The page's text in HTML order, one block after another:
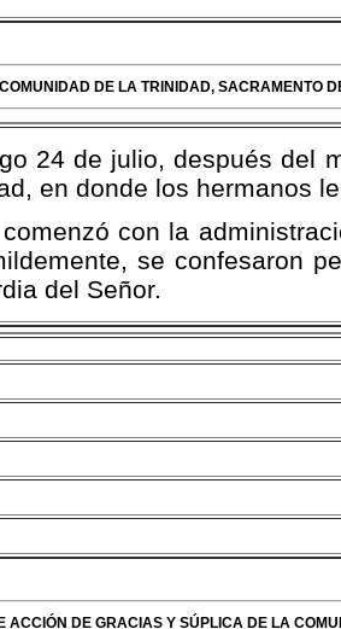
DE LA TRINIDAD, SACRAMENTO
24 de julio, después del
en donde los hermanos
con la
se confesaron
del Señor.
ACCIÓN DE GRACIAS Y SÚPLICA DE LA